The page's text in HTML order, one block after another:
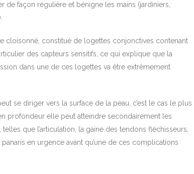
de façon régulière et bénigne les mains (jardiniers,
cloisonné, constitué de logettes conjonctives contenant
des capteurs sensitifs, ce qui explique que la
dans une de ces logettes va être extrêmement
se diriger vers la surface de la peau, c’est le cas le plus
profondeur elle peut atteindre secondairement les
que l’articulation, la gaine des tendons fléchisseurs,
panaris en urgence avant qu’une de ces complications